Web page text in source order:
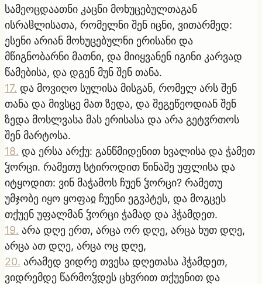
სამეოცდაათნი კაცნი მოხუცებულთაგან
ისრაჱლისათა, რომელნი შენ იცნი, ვითარმედ:
ესენი არიან მოხუცებულნი ერისანი და
მწიგნობარნი მათნი, და მიიყვანენ იგინი კარვად
წამებისა, და დგენ მუნ შენ თანა.
17. და მოვიღო სულისა მისგან, რომელ არს შენ
თანა და მივსცე მათ ზედა, და შეგეწეოდიან შენ
ზედა მოსლვასა მას ერისასა და არა გეტჳრთოს
შენ მარტოსა.
18. და ერსა არქუ: განწმიდენით ხვალისა და ჭამეთ
ჴორცი. რამეთუ სტიროდით წინაშე უფლისა და
იტყოდით: ვინ მაჭამოს ჩუენ ჴორცი? რამეთუ
უმჯობე იყო ყოფაჲ ჩუენი ეგჳპტეს, და მოგცეს
თქუენ უფალმან ჴორცი ჭამად და ჰჭამდეთ.
19. არა დღე ერთ, არცა ორ დღე, არცა ხუთ დღე,
არცა ათ დღე, არცა ოც დღე,
20. არამედ ვიდრე თვესა დღეთასა ჰჭამდეთ,
ვიდრემდე წარმოჴდეს ცხჳრით თქუენით და